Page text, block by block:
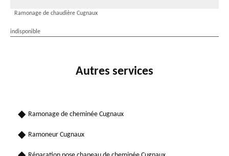
Ramonage de chaudière Cugnaux
indisponible
Autres services
Ramonage de cheminée Cugnaux
Ramoneur Cugnaux